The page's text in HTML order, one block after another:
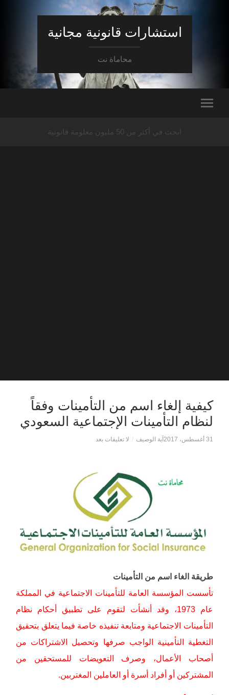
استشارات قانونية مجانية
محاماة نت
ابحث في أكثر من 50 مليون معلومة قانونية
كيفية إلغاء اسم من التأمينات وفقاً
لنظام التأمينات الإجتماعية السعودي
31 أغسطس، 2017 آية الوصيف / لا تعليقات بعد
طريقة الغاء اسم من التأمينات
تأسست المؤسسة العامة للتأمينات الاجتماعية في المملكة
عام 1973، وقد أنشأت لتقوم على تطبيق أحكام نظام
التأمينات الاجتماعية ومتابعة تنفيذه خاصة فيما يتعلق بتحقيق
التغطية التأمينية الواجب صرفها وتحصيل الاشتراكات من
أصحاب الأعمال، وصرف التعويضات للمستحقين من
المشتركين أو أفراد أسرة أو العاملين المغتربين.